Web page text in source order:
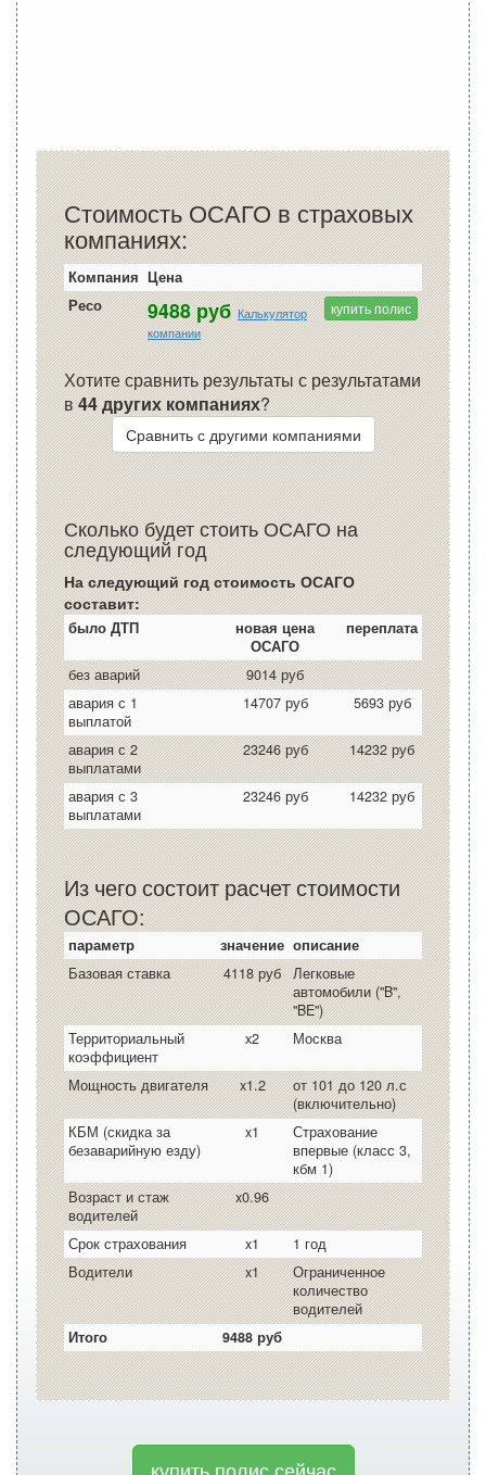
Стоимость ОСАГО в страховых
компаниях:
Компания Цена
Ресо
9488 руб Калькулятор
компании
купить полис
Хотите сравнить результаты с результатами
в44 других компаниях?
Сравнить с другими компаниями
Сколько будет стоить ОСАГО на
следующий год
На следующий год стоимость ОСАГО
составит:
было ДТП
новая цена
ОСАГО
переплата
без аварий
9014 руб
авария с 1
выплатой
14707 руб 5693 руб
авария с 2
выплатами
23246 руб 14232 руб
авария с 3
выплатами
23246 руб 14232 руб
Из чего состоит расчет стоимости
ОСАГО:
параметр значение описание
Базовая ставка
4118 руб
Легковые
автомобили ("B",
"BE")
Территориальный
коэффициент
x2 Москва
Мощность двигателя x1.2
от 101 до 120 л.с
(включительно)
КБМ (скидка за
безаварийную езду)
x1
Страхование
впервые (класс 3,
кбм 1)
Возраст и стаж
водителей
x0.96
Срок страхования x1
1 год
Водители
x1
Ограниченное
количество
водителей
Итого
9488 руб